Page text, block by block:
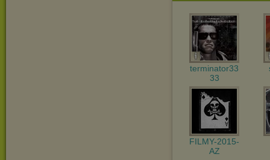
terminator33
33
FILMY-2015-
AZ